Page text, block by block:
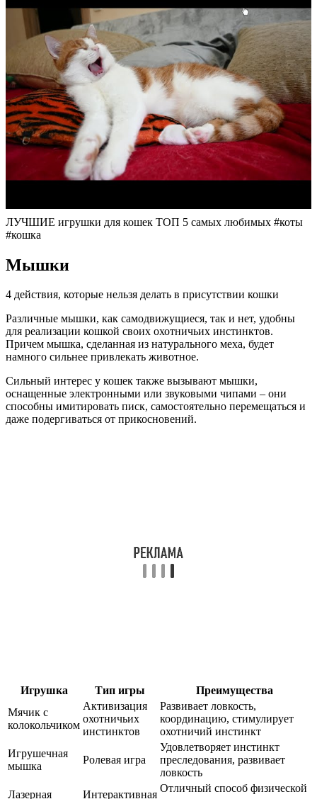
ЛУЧШИЕ игрушки для кошек ТОП 5 самых любимых #коты
#кошка
Мышки
4 действия, которые нельзя делать в присутствии кошки
Различные мышки, как самодвижущиеся, так и нет, удобны
для реализации кошкой своих охотничьих инстинктов.
Причем мышка, сделанная из натурального меха, будет
намного сильнее привлекать животное.
Сильный интерес у кошек также вызывают мышки,
оснащенные электронными или звуковыми чипами – они
способны имитировать писк, самостоятельно перемещаться и
даже подергиваться от прикосновений.
Игрушка Тип игры
Преимущества
Мячик с
колокольчиком
Активизация
охотничьих
инстинктов
Развивает ловкость,
координацию, стимулирует
охотничий инстинкт
Игрушечная
мышка
Ролевая игра
Удовлетворяет инстинкт
преследования, развивает
ловкость
Лазерная
Интерактивная
Отличный способ физической